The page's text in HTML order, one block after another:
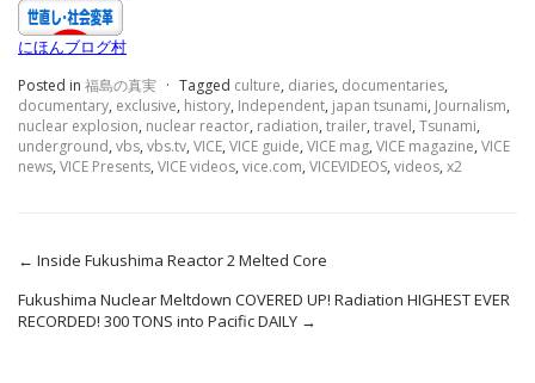
にほんブログ村
Posted in 福島の真実 · Tagged culture, diaries, documentaries,
documentary, exclusive, history, Independent, japan tsunami, Journalism,
nuclear explosion, nuclear reactor, radiation, trailer, travel, Tsunami,
underground, vbs, vbs.tv, VICE, VICE guide, VICE mag, VICE magazine, VICE
news, VICE Presents, VICE videos, vice.com, VICEVIDEOS, videos, x2
← Inside Fukushima Reactor 2 Melted Core
Fukushima Nuclear Meltdown COVERED UP! Radiation HIGHEST EVER
RECORDED! 300 TONS into Pacific DAILY →